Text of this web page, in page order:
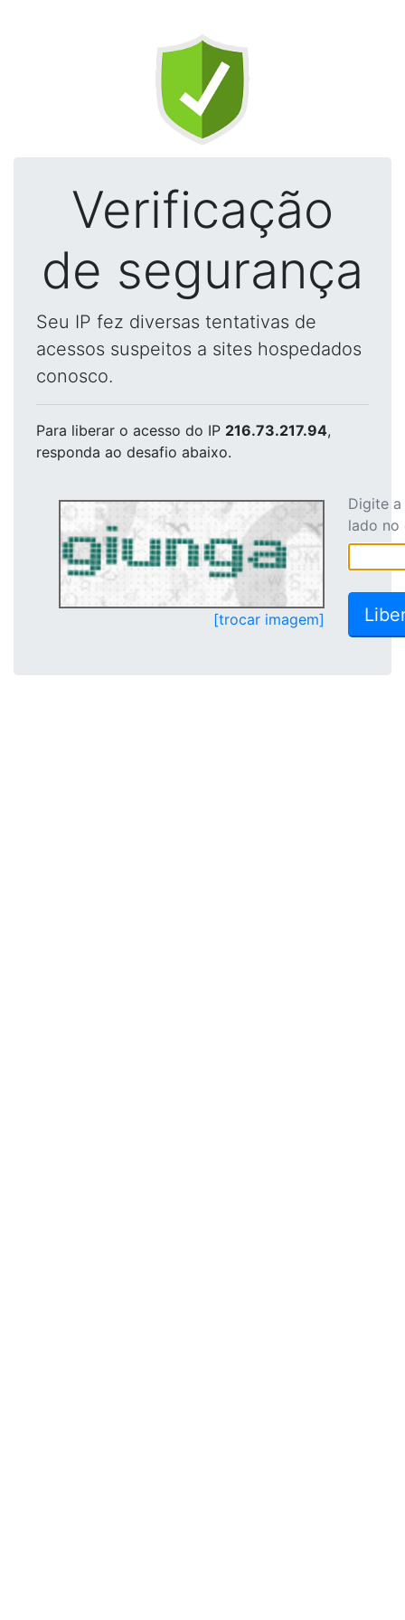
Verificação
de segurança
Seu IP fez diversas tentativas de
acessos suspeitos a sites hospedados
conosco.
Para liberar o acesso do IP 216.73.217.94,
responda ao desafio abaixo.
[trocar imagem]
Digite
lado no